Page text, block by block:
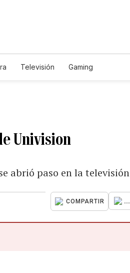
Televisión Gaming
Univision
abrió paso en la televisión
COMPARTIR ...